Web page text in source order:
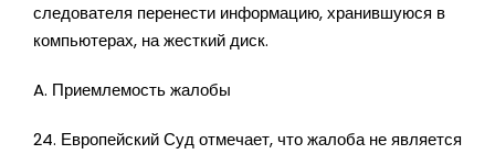
следователя перенести информацию, хранившуюся в
компьютерах, на жесткий диск.
A. Приемлемость жалобы
24. Европейский Суд отмечает, что жалоба не является